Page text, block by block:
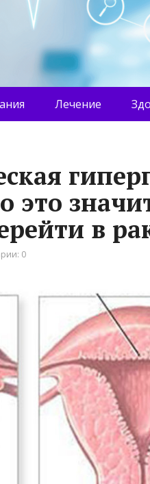
Лечение
это
в
0